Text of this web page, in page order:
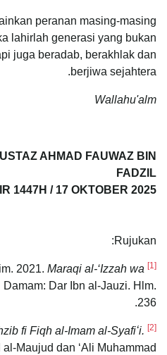
peranan masing-masing
lahirlah generasi yang bukan
juga beradab, berakhlak dan
berjiwa sejahtera.
Wallahu'alm
AHMAD FAUWAZ BIN
FADZIL
1447H / 17 OKTOBER 2025
Rujukan:
[1]
Maraqi al-‘Izzah wa
Damam: Dar Ibn al-Jauzi. Hlm.
236.
[2]
fi Fiqh al-Imam al-Syafiʻi.
al-Maujud dan ‘Ali Muhammad